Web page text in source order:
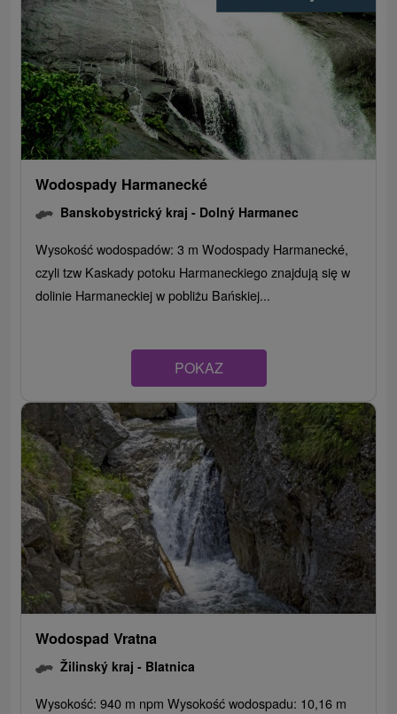
Wodospady Harmanecké
Banskobystrický kraj - Dolný Harmanec
Wysokość wodospadów: 3 m Wodospady Harmanecké,
czyli tzw Kaskady potoku Harmaneckiego znajdują się w
dolinie Harmaneckiej w pobliżu Bańskiej...
POKAZ
Wodospad Vratna
Žilinský kraj - Blatnica
Wysokość: 940 m npm Wysokość wodospadu: 10,16 m